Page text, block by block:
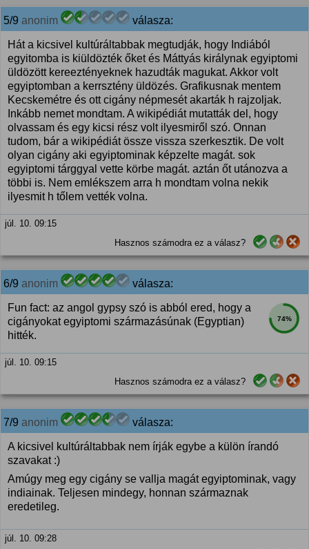
5/9 anonim válasza:
Hát a kicsivel kultúráltabbak megtudják, hogy Indiából
egyitomba is kiüldözték őket és Máttyás királynak egyiptomi
üldözött kereeztényeknek hazudták magukat. Akkor volt
egyiptomban a kerrsztény üldözés. Grafikusnak mentem
Kecskemétre és ott cigány népmesét akarták h rajzoljak.
Inkább nemet mondtam. A wikipédiát mutatták del, hogy
olvassam és egy kicsi rész volt ilyesmiről szó. Onnan
tudom, bár a wikipédiát össze vissza szerkesztik. De volt
olyan cigány aki egyiptominak képzelte magát. sok
egyiptomi tárggyal vette körbe magát. aztán őt utánozva a
többi is. Nem emlékszem arra h mondtam volna nekik
ilyesmit h tőlem vették volna.
júl. 10. 09:15
Hasznos számodra ez a válasz?
6/9 anonim válasza:
74%
Fun fact: az angol gypsy szó is abból ered, hogy a
cigányokat egyiptomi származásúnak (Egyptian)
hitték.
júl. 10. 09:15
Hasznos számodra ez a válasz?
7/9 anonim válasza:
A kicsivel kultúráltabbak nem írják egybe a külön írandó
szavakat :)
Amúgy meg egy cigány se vallja magát egyiptominak, vagy
indiainak. Teljesen mindegy, honnan származnak
eredetileg.
júl. 10. 09:28